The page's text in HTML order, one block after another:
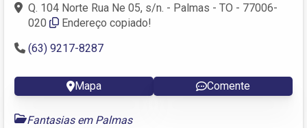
Q. 104 Norte Rua Ne 05, s/n. - Palmas - TO - 77006-
020
Endereço copiado!
(63) 9217-8287
Mapa Comente
Fantasias em Palmas